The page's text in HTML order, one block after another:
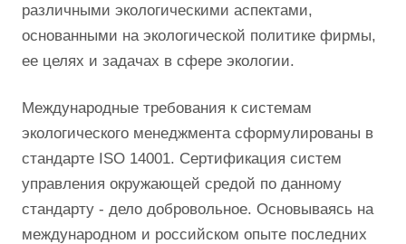
различными экологическими аспектами,
основанными на экологической политике фирмы,
ее целях и задачах в сфере экологии.
Международные требования к системам
экологического менеджмента сформулированы в
стандарте ISO 14001. Сертификация систем
управления окружающей средой по данному
стандарту - дело добровольное. Основываясь на
международном и российском опыте последних